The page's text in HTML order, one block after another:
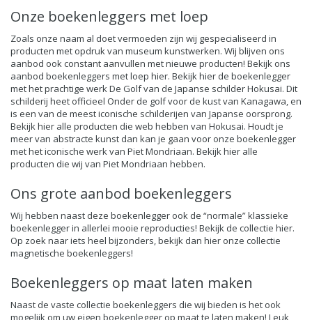
Onze boekenleggers met loep
Zoals onze naam al doet vermoeden zijn wij gespecialiseerd in
producten met opdruk van museum kunstwerken. Wij blijven ons
aanbod ook constant aanvullen met nieuwe producten! Bekijk ons
aanbod boekenleggers met loep hier. Bekijk hier de boekenlegger
met het prachtige werk De Golf van de Japanse schilder Hokusai. Dit
schilderij heet officieel Onder de golf voor de kust van Kanagawa, en
is een van de meest iconische schilderijen van Japanse oorsprong.
Bekijk hier alle producten die web hebben van Hokusai. Houdt je
meer van abstracte kunst dan kan je gaan voor onze boekenlegger
met het iconische werk van Piet Mondriaan. Bekijk hier alle
producten die wij van Piet Mondriaan hebben.
Ons grote aanbod boekenleggers
Wij hebben naast deze boekenlegger ook de “normale” klassieke
boekenlegger in allerlei mooie reproducties! Bekijk de collectie hier.
Op zoek naar iets heel bijzonders, bekijk dan hier onze collectie
magnetische boekenleggers!
Boekenleggers op maat laten maken
Naast de vaste collectie boekenleggers die wij bieden is het ook
mogelijk om uw eigen boekenlegger op maat te laten maken! Leuk